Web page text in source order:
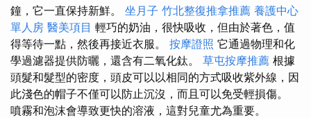
鐘，它一直保持新鮮。 坐月子 竹北整復推拿推薦 養護中心
單人房 醫美項目 輕巧的奶油，很快吸收，但由於著色，值
得等待一點，然後再接近衣服。 按摩證照 它通過物理和化
學過濾器提供防曬，還含有二氧化鈦。 草屯按摩推薦 根據
頭髮和髮型的密度，頭皮可以以相同的方式吸收紫外線，因
此淺色的帽子不僅可以防止沉沒，而且可以免受輕損傷。
噴霧和泡沫會導致更快的溶液，這對兒童尤為重要。